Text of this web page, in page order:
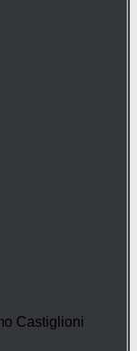
Castiglioni